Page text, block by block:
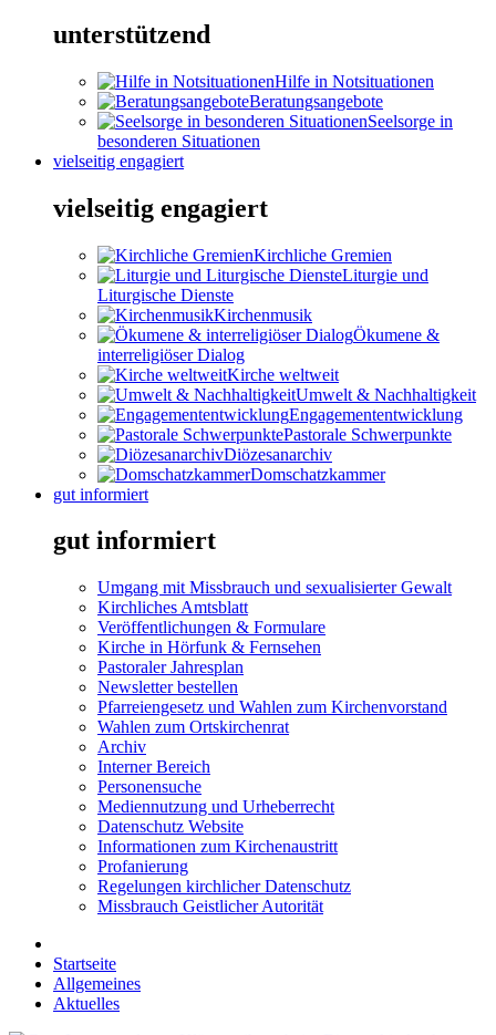
unterstützend
Hilfe in Notsituationen
Beratungsangebote
Seelsorge in
besonderen Situationen
vielseitig engagiert
vielseitig engagiert
Kirchliche Gremien
Liturgie und
Liturgische Dienste
Kirchenmusik
Ökumene &
interreligiöser Dialog
Kirche weltweit
Umwelt & Nachhaltigkeit
Engagemententwicklung
Pastorale Schwerpunkte
Diözesanarchiv
Domschatzkammer
gut informiert
gut informiert
Umgang mit Missbrauch und sexualisierter Gewalt
Kirchliches Amtsblatt
Veröffentlichungen & Formulare
Kirche in Hörfunk & Fernsehen
Pastoraler Jahresplan
Newsletter bestellen
Pfarreiengesetz und Wahlen zum Kirchenvorstand
Wahlen zum Ortskirchenrat
Archiv
Interner Bereich
Personensuche
Mediennutzung und Urheberrecht
Datenschutz Website
Informationen zum Kirchenaustritt
Profanierung
Regelungen kirchlicher Datenschutz
Missbrauch Geistlicher Autorität
Startseite
Allgemeines
Aktuelles